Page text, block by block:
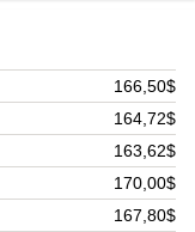
166,50$
164,72$
163,62$
170,00$
167,80$